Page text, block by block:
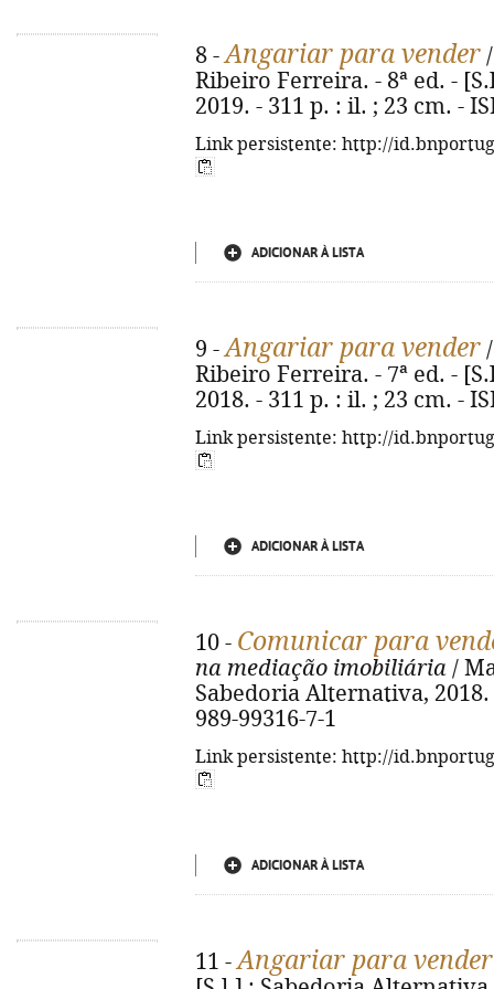
8 -Angariar para vender
Ribeiro Ferreira. - 8ª ed. -
2019. - 311 p. : il. ; 23 cm. -
Link persistente: http://
ADICIONAR À LISTA
9 -Angariar para vender
Ribeiro Ferreira. - 7ª ed. -
2018. - 311 p. : il. ; 23 cm. -
Link persistente: http://
ADICIONAR À LISTA
10 - Comunicar para
na mediação imobiliária /
Sabedoria Alternativa, 2018.
989-99316-7-1
Link persistente: http://
ADICIONAR À LISTA
11 -Angariar para vender